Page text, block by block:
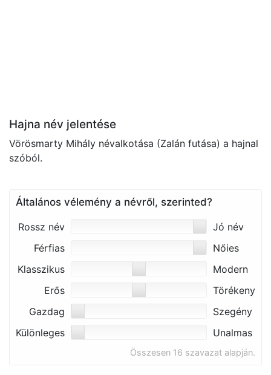
Hajna név jelentése
Vörösmarty Mihály névalkotása (Zalán futása) a hajnal
szóból.
Általános vélemény a névről, szerinted?
Rossz név
Jó név
Férfias
Nőies
Klasszikus
Modern
Erős
Törékeny
Gazdag
Szegény
Különleges
Unalmas
Összesen 16 szavazat alapján.